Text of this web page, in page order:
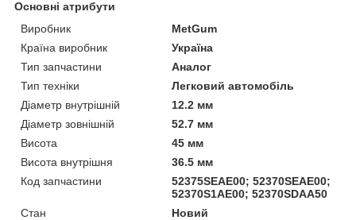
Основні атрибути
Виробник
MetGum
Країна виробник
Україна
Тип запчастини
Аналог
Тип техніки
Легковий автомобіль
Діаметр внутрішній
12.2 мм
Діаметр зовнішній
52.7 мм
Висота
45 мм
Висота внутрішня
36.5 мм
Код запчастини
52375SEAE00; 52370SEAE00;
52370S1AE00; 52370SDAA50
Стан
Новий